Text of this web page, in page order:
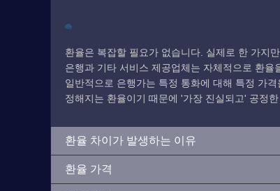
환율은 복잡할 필요가 없습니다. 실제로 한 가지
은행과 기타 서비스 제공업체는 자체적으로 환
일반적으로 은행가는 특정 통화에 대해 특정 가
정해지는 환율이기 때문에 '가장 진실되고' 공정한
환율 차이가 발생하는 이유
환율 가격